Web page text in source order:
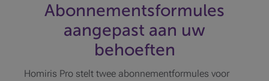
Abonnementsformules
aangepast aan uw
behoeften
Homiris Pro stelt twee abonnementformules voor